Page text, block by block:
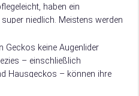
haben ein
niedlich. Meistens werden
Geckos keine Augenlider
– einschließlich
Hausgeckos – können ihre